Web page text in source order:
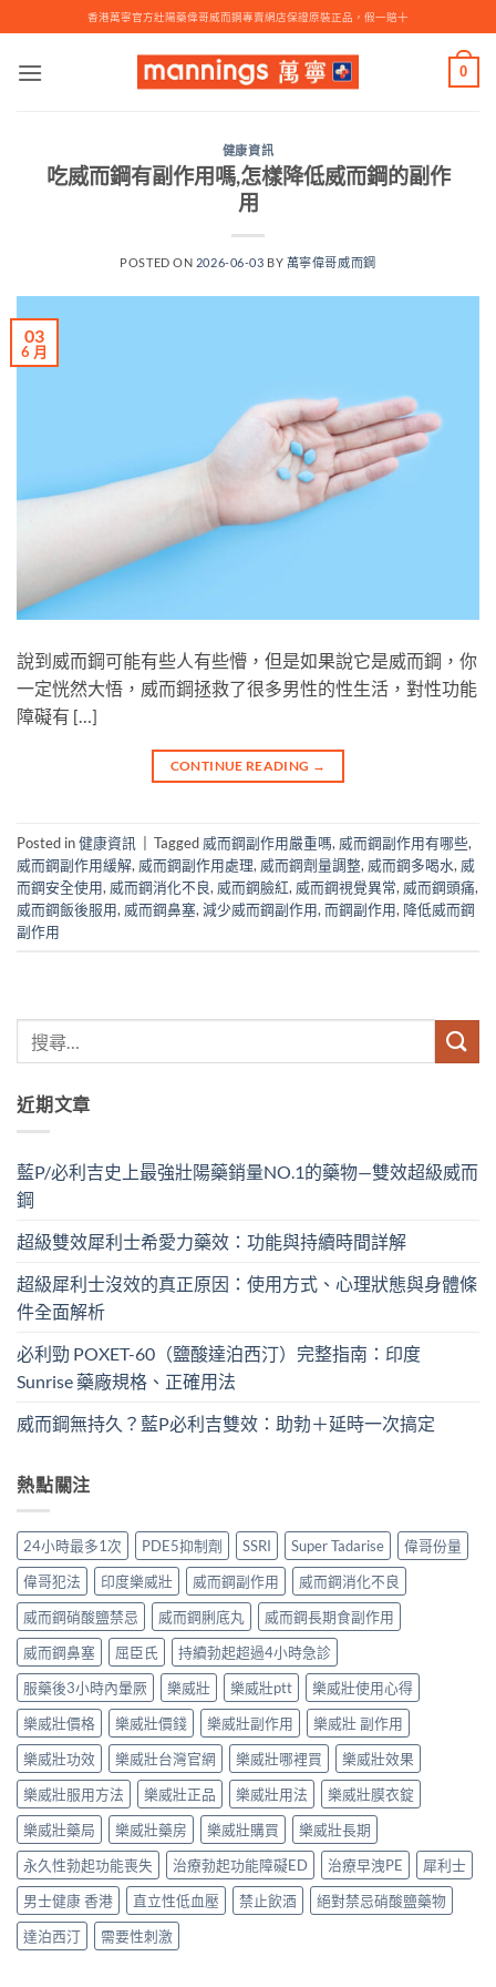
to
content
香港萬寧官方壯陽藥偉哥威而鋼專賣網店保證原裝正品，假一賠十
0
健康資訊
吃威而鋼有副作用嗎,怎樣降低威而鋼的副作
用
POSTED ON 2026-06-03 BY 萬寧偉哥威而鋼
03
6 月
說到威而鋼可能有些人有些懵，但是如果說它是威而鋼，你
一定恍然大悟，威而鋼拯救了很多男性的性生活，對性功能
障礙有 […]
CONTINUE READING →
Posted in健康資訊 | Tagged 威而鋼副作用嚴重嗎, 威而鋼副作用有哪些,
威而鋼副作用緩解, 威而鋼副作用處理, 威而鋼劑量調整, 威而鋼多喝水, 威
而鋼安全使用, 威而鋼消化不良, 威而鋼臉紅, 威而鋼視覺異常, 威而鋼頭痛,
威而鋼飯後服用, 威而鋼鼻塞, 減少威而鋼副作用, 而鋼副作用, 降低威而鋼
副作用
近期文章
藍P/必利吉史上最強壯陽藥銷量NO.1的藥物—雙效超級威而
鋼
超級雙效犀利士希愛力藥效：功能與持續時間詳解
超級犀利士沒效的真正原因：使用方式、心理狀態與身體條
件全面解析
必利勁 POXET-60（鹽酸達泊西汀）完整指南：印度
Sunrise 藥廠規格、正確用法
威而鋼無持久？藍P必利吉雙效：助勃＋延時一次搞定
熱點關注
24小時最多1次 PDE5抑制劑 SSRI Super Tadarise
偉哥份量
偉哥犯法
印度樂威壯 威而鋼副作用
威而鋼消化不良
威而鋼硝酸鹽禁忌
威而鋼脷底丸
威而鋼長期食副作用
威而鋼鼻塞
屈臣氏
持續勃起超過4小時急診
服藥後3小時內暈厥
樂威壯 樂威壯ptt
樂威壯使用心得
樂威壯價格
樂威壯價錢 樂威壯副作用
樂威壯 副作用
樂威壯功效
樂威壯台灣官網 樂威壯哪裡買
樂威壯效果
樂威壯服用方法
樂威壯正品 樂威壯用法
樂威壯膜衣錠
樂威壯藥局
樂威壯藥房 樂威壯購買
樂威壯長期
永久性勃起功能喪失
治療勃起功能障礙ED 治療早洩PE
犀利士
男士健康 香港
直立性低血壓 禁止飲酒
絕對禁忌硝酸鹽藥物
達泊西汀
需要性刺激